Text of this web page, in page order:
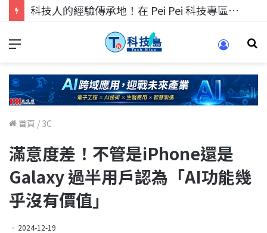
科技人的經驗傳承地！在 Pei Pei 科技專區，與學弟妹交流最硬核的技術
首頁 / 3C
滿意度差！不管是iPhone還是
Galaxy 過半用戶認為「AI功能幾
乎沒有價值」
2024-12-19